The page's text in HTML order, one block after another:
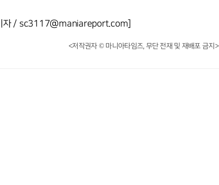
자 / sc3117@maniareport.com]
<저작권자 © 마니아타임즈, 무단 전재 및 재배포 금지>